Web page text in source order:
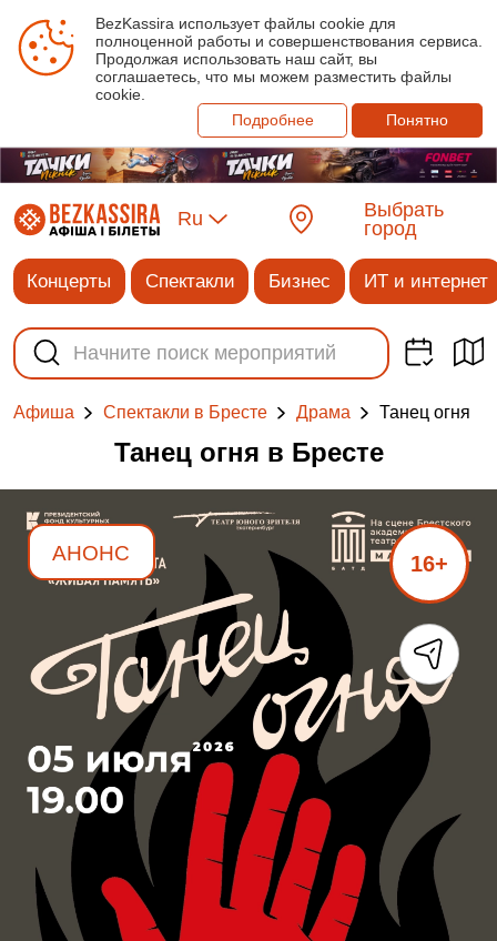
BezKassira использует файлы cookie для
полноценной работы и совершенствования сервиса.
Продолжая использовать наш сайт, вы
соглашаетесь, что мы можем разместить файлы
cookie.
Подробнее
Понятно
Ru
Выбрать
город
Концерты Спектакли Бизнес ИТ и интернет
Афиша Спектакли в Бресте Драма Танец огня
Танец огня в Бресте
АНОНС 16+